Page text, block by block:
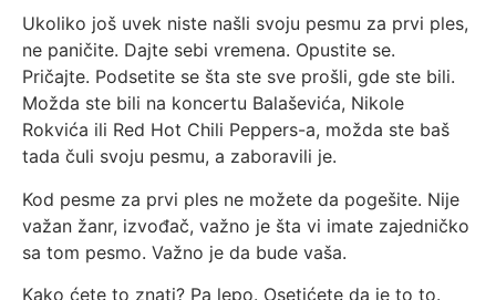
Ukoliko još uvek niste našli svoju pesmu za prvi ples,
ne paničite. Dajte sebi vremena. Opustite se.
Pričajte. Podsetite se šta ste sve prošli, gde ste bili.
Možda ste bili na koncertu Balaševića, Nikole
Rokvića ili Red Hot Chili Peppers-a, možda ste baš
tada čuli svoju pesmu, a zaboravili je.
Kod pesme za prvi ples ne možete da pogešite. Nije
važan žanr, izvođač, važno je šta vi imate zajedničko
sa tom pesmo. Važno je da bude vaša.
Kako ćete to znati? Pa lepo. Osetićete da je to to.